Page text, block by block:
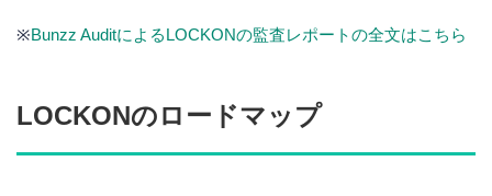
※Bunzz AuditによるLOCKONの監査レポートの全文はこちら
LOCKONのロードマップ